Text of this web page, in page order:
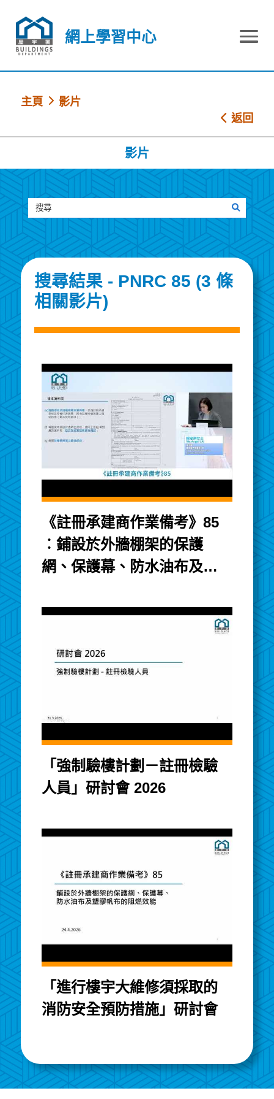
網上學習中心
主頁
影片
返回
影片
搜尋 搜尋影片
搜尋結果 - PNRC 85 (3 條
相關影片)
《註冊承建商作業備考》85
︰鋪設於外牆棚架的保護
網、保護幕、防水油布及塑
修工程講座
「強制驗樓計劃－註冊檢驗
人員」研討會 2026
「進行樓宇大維修須採取的
消防安全預防措施」研討會